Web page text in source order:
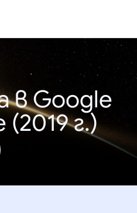
в Google
(2019 г.)